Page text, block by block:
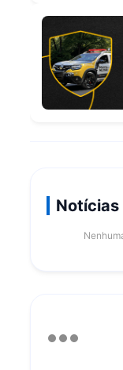
Notícias